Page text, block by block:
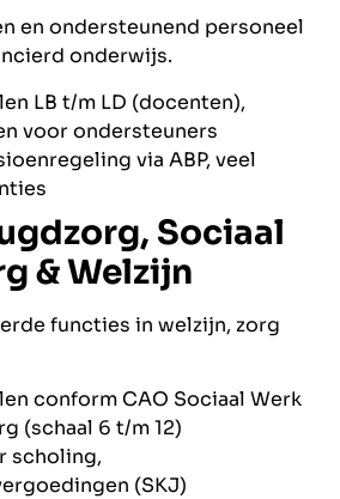
en ondersteunend personeel
onderwijs.
LB t/m LD (docenten),
voor ondersteuners
via ABP, veel
Sociaal
& Welzijn
functies in welzijn, zorg
conform CAO Sociaal Werk
(schaal 6 t/m 12)
scholing,
(SKJ)